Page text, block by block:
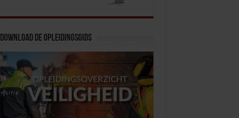
Download de opleidingsgids